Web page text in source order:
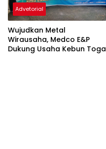
Advetorial
Wujudkan Metal
Wirausaha, Medco E&P
Dukung Usaha Kebun Toga